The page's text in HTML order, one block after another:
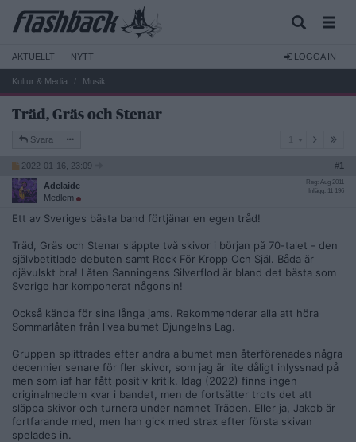
AKTUELLT NYTT LOGGA IN
Kultur & Media Musik
Träd, Gräs och Stenar
Svara
2022-01-16, 23:09 #1
Adelaide
Medlem
Reg: Aug 2011
Inlägg: 11 196
Ett av Sveriges bästa band förtjänar en egen tråd!
Träd, Gräs och Stenar släppte två skivor i början på 70-talet - den
självbetitlade debuten samt Rock För Kropp Och Själ. Båda är
djävulskt bra! Låten Sanningens Silverflod är bland det bästa som
Sverige har komponerat någonsin!
Också kända för sina långa jams. Rekommenderar alla att höra
Sommarlåten från livealbumet Djungelns Lag.
Gruppen splittrades efter andra albumet men återförenades några
decennier senare för fler skivor, som jag är lite dåligt inlyssnad på
men som iaf har fått positiv kritik. Idag (2022) finns ingen
originalmedlem kvar i bandet, men de fortsätter trots det att
släppa skivor och turnera under namnet Träden. Eller ja, Jakob är
fortfarande med, men han gick med strax efter första skivan
spelades in.